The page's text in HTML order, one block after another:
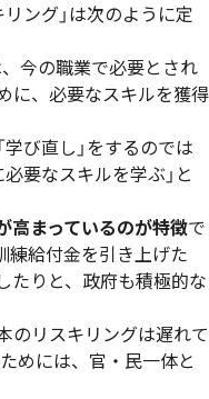
ング」は次のように定
今の職業で必要とされ
に、必要なスキルを獲得
び直し」をするのでは
要なスキルを学ぶ」と
高まっているのが特徴で
練給付金を引き上げた
たりと、政府も積極的な
のリスキリングは遅れて
めには、官・民一体と